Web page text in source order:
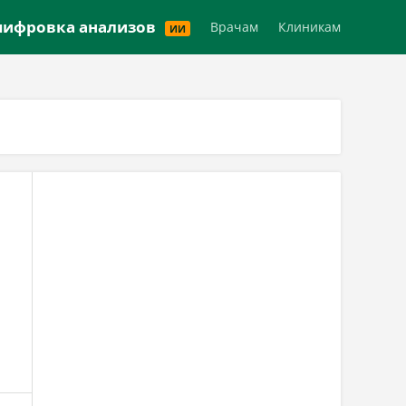
анализов ИИ Врачам Клиникам